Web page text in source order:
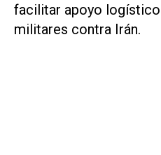
facilitar apoyo
militares contra Irán.